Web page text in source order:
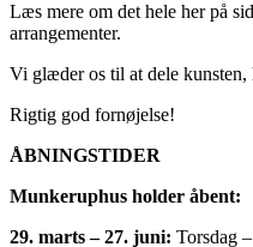
Læs mere om det hele her på
arrangementer.
Vi glæder os til at dele kunsten,
Rigtig god fornøjelse!
ÅBNINGSTIDER
Munkeruphus holder åbent:
29. marts – 27. juni: Torsdag